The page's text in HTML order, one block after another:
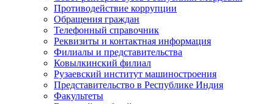
Противодействие коррупции
Обращения граждан
Телефонный справочник
Реквизиты и контактная информация
Филиалы и представительства
Ковылкинский филиал
Рузаевский институт машиностроения
Представительство в Республике Индия
Факультеты